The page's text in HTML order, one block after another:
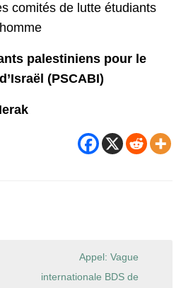
comités de lutte étudiants
palestiniens pour le
(PSCABI)
Appel: Vague
internationale BDS de